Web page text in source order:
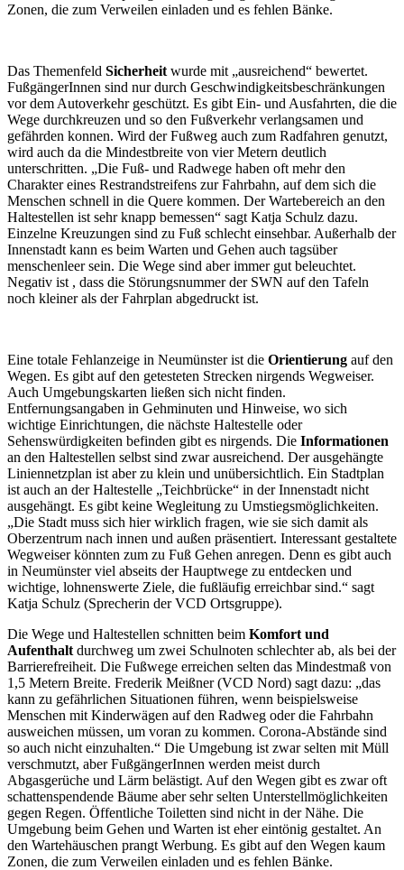
Zonen, die zum Verweilen einladen und es fehlen Bänke.
Das Themenfeld Sicherheit wurde mit „ausreichend“ bewertet.
FußgängerInnen sind nur durch Geschwindigkeitsbeschränkungen
vor dem Autoverkehr geschützt. Es gibt Ein- und Ausfahrten, die die
Wege durchkreuzen und so den Fußverkehr verlangsamen und
gefährden konnen. Wird der Fußweg auch zum Radfahren genutzt,
wird auch da die Mindestbreite von vier Metern deutlich
unterschritten. „Die Fuß- und Radwege haben oft mehr den
Charakter eines Restrandstreifens zur Fahrbahn, auf dem sich die
Menschen schnell in die Quere kommen. Der Wartebereich an den
Haltestellen ist sehr knapp bemessen“ sagt Katja Schulz dazu.
Einzelne Kreuzungen sind zu Fuß schlecht einsehbar. Außerhalb der
Innenstadt kann es beim Warten und Gehen auch tagsüber
menschenleer sein. Die Wege sind aber immer gut beleuchtet.
Negativ ist , dass die Störungsnummer der SWN auf den Tafeln
noch kleiner als der Fahrplan abgedruckt ist.
Eine totale Fehlanzeige in Neumünster ist die Orientierung auf den
Wegen. Es gibt auf den getesteten Strecken nirgends Wegweiser.
Auch Umgebungskarten ließen sich nicht finden.
Entfernungsangaben in Gehminuten und Hinweise, wo sich
wichtige Einrichtungen, die nächste Haltestelle oder
Sehenswürdigkeiten befinden gibt es nirgends. Die Informationen
an den Haltestellen selbst sind zwar ausreichend. Der ausgehängte
Liniennetzplan ist aber zu klein und unübersichtlich. Ein Stadtplan
ist auch an der Haltestelle „Teichbrücke“ in der Innenstadt nicht
ausgehängt. Es gibt keine Wegleitung zu Umstiegsmöglichkeiten.
„Die Stadt muss sich hier wirklich fragen, wie sie sich damit als
Oberzentrum nach innen und außen präsentiert. Interessant gestaltete
Wegweiser könnten zum zu Fuß Gehen anregen. Denn es gibt auch
in Neumünster viel abseits der Hauptwege zu entdecken und
wichtige, lohnenswerte Ziele, die fußläufig erreichbar sind.“ sagt
Katja Schulz (Sprecherin der VCD Ortsgruppe).
Die Wege und Haltestellen schnitten beim Komfort und
Aufenthalt durchweg um zwei Schulnoten schlechter ab, als bei der
Barrierefreiheit. Die Fußwege erreichen selten das Mindestmaß von
1,5 Metern Breite. Frederik Meißner (VCD Nord) sagt dazu: „das
kann zu gefährlichen Situationen führen, wenn beispielsweise
Menschen mit Kinderwägen auf den Radweg oder die Fahrbahn
ausweichen müssen, um voran zu kommen. Corona-Abstände sind
so auch nicht einzuhalten.“ Die Umgebung ist zwar selten mit Müll
verschmutzt, aber FußgängerInnen werden meist durch
Abgasgerüche und Lärm belästigt. Auf den Wegen gibt es zwar oft
schattenspendende Bäume aber sehr selten Unterstellmöglichkeiten
gegen Regen. Öffentliche Toiletten sind nicht in der Nähe. Die
Umgebung beim Gehen und Warten ist eher eintönig gestaltet. An
den Wartehäuschen prangt Werbung. Es gibt auf den Wegen kaum
Zonen, die zum Verweilen einladen und es fehlen Bänke.